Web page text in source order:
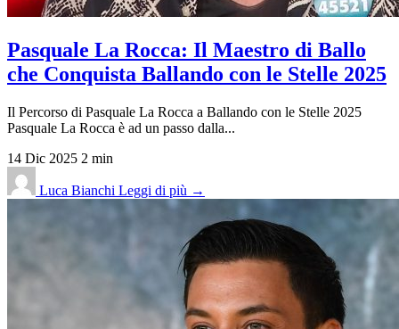
Pasquale La Rocca: Il Maestro di Ballo
che Conquista Ballando con le Stelle 2025
Il Percorso di Pasquale La Rocca a Ballando con le Stelle 2025
Pasquale La Rocca è ad un passo dalla...
14 Dic 2025 2 min
Luca Bianchi Leggi di più →